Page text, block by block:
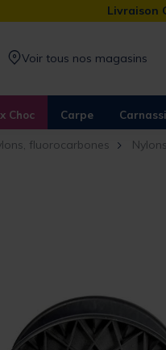
Livraison
Voir tous nos magasins
Choc Carpe
fluorocarbones Nylons